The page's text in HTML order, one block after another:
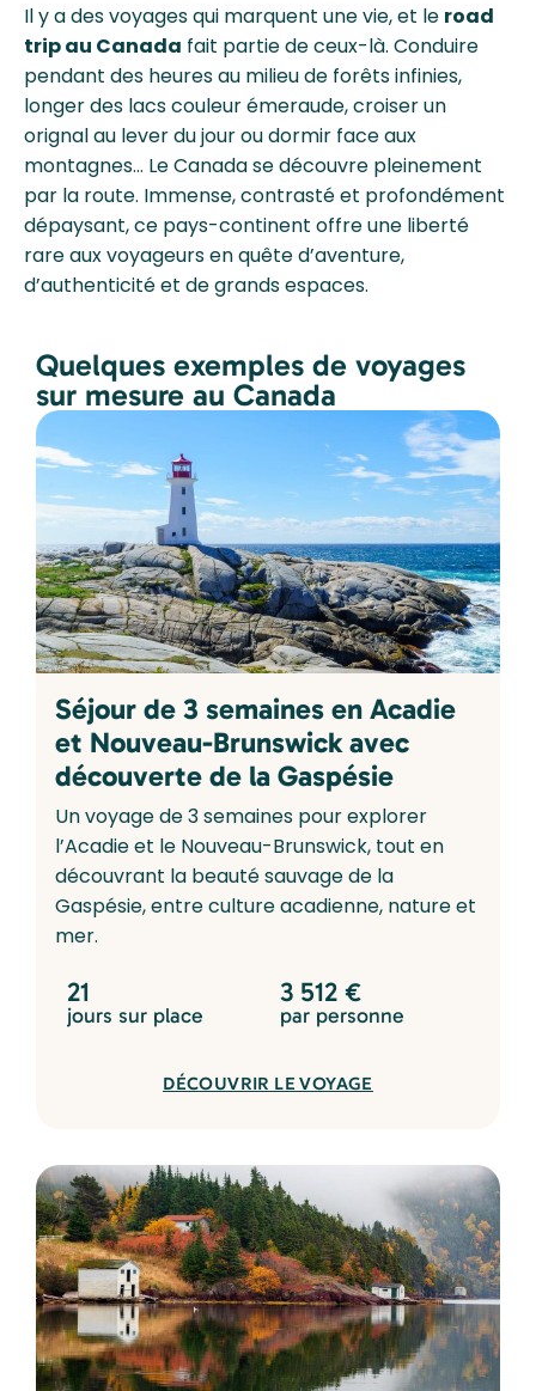
Il y a des voyages qui marquent une vie, et le road
trip au Canada fait partie de ceux-là. Conduire
pendant des heures au milieu de forêts infinies,
longer des lacs couleur émeraude, croiser un
orignal au lever du jour ou dormir face aux
montagnes… Le Canada se découvre pleinement
par la route. Immense, contrasté et profondément
dépaysant, ce pays-continent offre une liberté
rare aux voyageurs en quête d’aventure,
d’authenticité et de grands espaces.
Quelques exemples de voyages
sur mesure au Canada
Séjour de 3 semaines en Acadie
et Nouveau-Brunswick avec
découverte de la Gaspésie
Un voyage de 3 semaines pour explorer
l’Acadie et le Nouveau-Brunswick, tout en
découvrant la beauté sauvage de la
Gaspésie, entre culture acadienne, nature et
mer.
21
jours sur place
3 512 €
par personne
DÉCOUVRIR LE VOYAGE